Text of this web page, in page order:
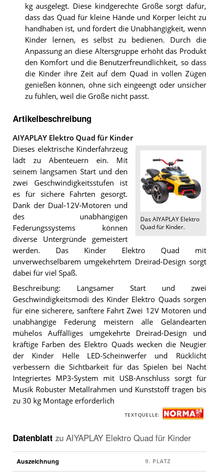
kg ausgelegt. Diese kindgerechte Größe sorgt dafür,
dass das Quad für kleine Hände und Körper leicht zu
handhaben ist, und fördert die Unabhängigkeit, wenn
Kinder lernen, es selbst zu bedienen. Durch die
Anpassung an diese Altersgruppe erhöht das Produkt
den Komfort und die Benutzerfreundlichkeit, so dass
die Kinder ihre Zeit auf dem Quad in vollen Zügen
genießen können, ohne sich eingeengt oder unsicher
zu fühlen, weil die Größe nicht passt.
Artikelbeschreibung
AIYAPLAY Elektro Quad für Kinder
Das AIYAPLAY Elektro
Quad für Kinder.
Dieses elektrische Kinderfahrzeug
lädt zu Abenteuern ein. Mit
seinem langsamen Start und den
zwei Geschwindigkeitsstufen ist
es für sichere Fahrten gesorgt.
Dank der Dual-12V-Motoren und
des unabhängigen
Federungssystems können
diverse Untergründe gemeistert
werden. Das Kinder Elektro Quad mit
unverwechselbarem umgekehrtem Dreirad-Design sorgt
dabei für viel Spaß.
Beschreibung: Langsamer Start und zwei
Geschwindigkeitsmodi des Kinder Elektro Quads sorgen
für eine sicherere, sanftere Fahrt Zwei 12V Motoren und
unabhängige Federung meistern alle Geländearten
mühelos Auffälliges umgekehrte Dreirad-Design und
kräftige Farben des Elektro Quads wecken die Neugier
der Kinder Helle LED-Scheinwerfer und Rücklicht
verbessern die Sichtbarkeit für das Spielen bei Nacht
Integriertes MP3-System mit USB-Anschluss sorgt für
Musik Robuster Metallrahmen und Kunststoff tragen bis
zu 30 kg Montage erforderlich
TEXTQUELLE:
Datenblatt zu AIYAPLAY Elektro Quad für Kinder
Auszeichnung